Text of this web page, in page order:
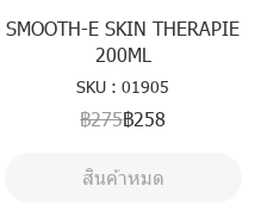
SMOOTH-E SKIN THERAPIE
200ML
SKU : 01905
฿275฿258
สินค้าหมด